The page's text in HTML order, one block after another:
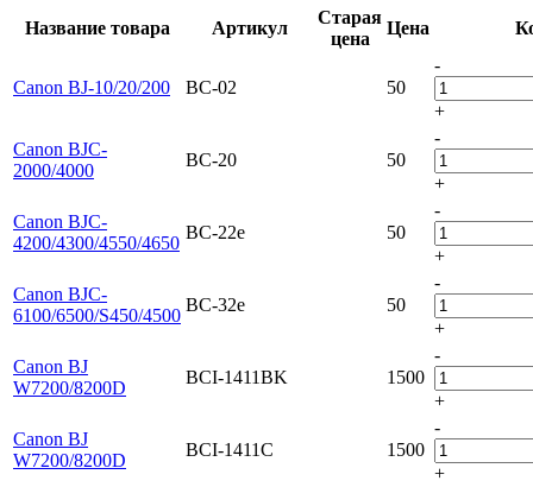
Название товара Артикул
Старая
цена
Цена
Canon BJ-10/20/200 BC-02 50
-
+
Canon BJC-
2000/4000
BC-20 50
-
+
Canon BJC-
4200/4300/4550/4650
BC-22e 50
-
+
Canon BJC-
6100/6500/S450/4500
BC-32e 50
-
+
Canon BJ
W7200/8200D
BCI-1411BK 1500
-
+
Canon BJ
W7200/8200D
BCI-1411C 1500
-
+